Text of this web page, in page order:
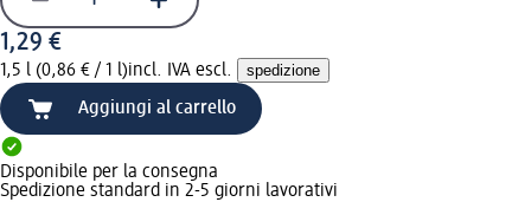
1,29 €
1,5 l (0,86 € / 1 l)incl. IVA escl. spedizione
Aggiungi al carrello
Disponibile per la consegna
Spedizione standard in 2-5 giorni lavorativi